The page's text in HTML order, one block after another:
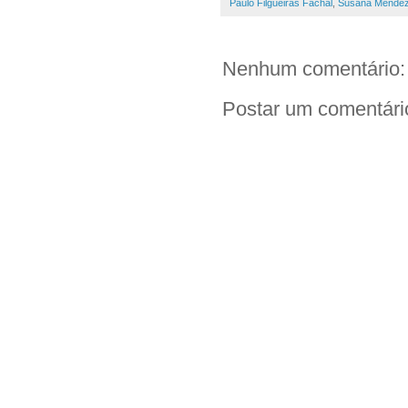
Paulo Filgueiras Fachal Susana
Nenhum comentário:
Postar um